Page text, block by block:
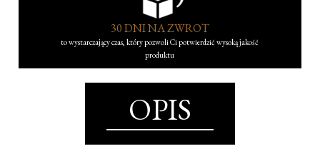
30 DNI NA ZWROT
to wystarczający czas, który pozwoli Ci potwierdzić wysoką jakość
produktu
OPIS